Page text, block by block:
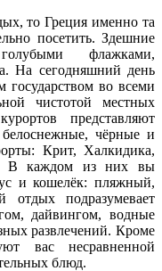
то Греция именно та
посетить. Здешние
флажками,
На сегодняшний день
во всеми
чистотой местных
представляют
чёрные и
Крит, Халкидика,
В каждом из них вы
и кошелёк: пляжный,
подразумевает
дайвингом, водные
развлечений. Кроме
вас несравненной
блюд.